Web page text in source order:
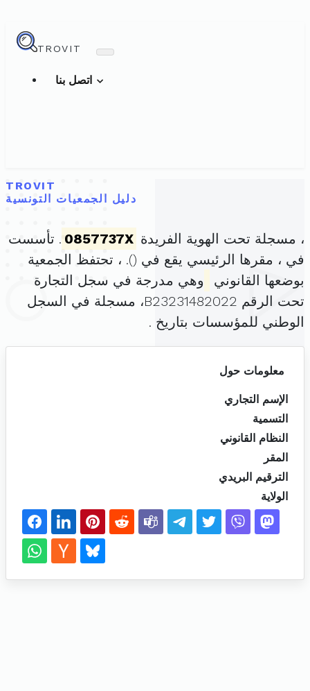
TROVIT
TROVIT
دليل الجمعيات التونسية
، مسجلة تحت الهوية الفريدة 0857737X . تأسست
في ، مقرها الرئيسي يقع في (). ، تحتفظ الجمعية
بوضعها القانوني
وهي مدرجة في سجل التجارة
تحت الرقم B23231482022، مسجلة في السجل
الوطني للمؤسسات بتاريخ .
معلومات حول
الإسم التجاري
التسمية
النظام القانوني
المقر
الترقيم البريدي
الولاية